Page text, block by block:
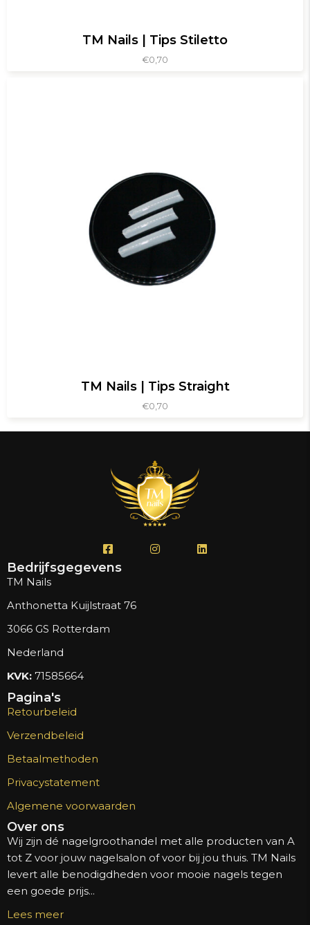
TM Nails | Tips Stiletto
€0,70
TM Nails | Tips Straight
€0,70
Bedrijfsgegevens
TM Nails
Anthonetta Kuijlstraat 76
3066 GS Rotterdam
Nederland
KVK: 71585664
Pagina's
Retourbeleid
Verzendbeleid
Betaalmethoden
Privacystatement
Algemene voorwaarden
Over ons
Wij zijn dé nagelgroothandel met alle producten van A
tot Z voor jouw nagelsalon of voor bij jou thuis. TM Nails
levert alle benodigdheden voor mooie nagels tegen
een goede prijs...
Lees meer